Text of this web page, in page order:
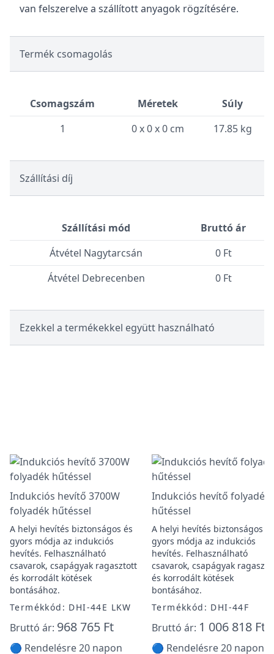
van felszerelve a szállított anyagok rögzítésére.
Termék csomagolás
Csomagszám Méretek
Súly
1
0 x 0 x 0 cm 17.85 kg
Szállítási díj
Szállítási mód
Bruttó ár
Átvétel Nagytarcsán
0 Ft
Átvétel Debrecenben
0 Ft
Ezekkel a termékekkel együtt használható
Indukciós hevítő 3700W
folyadék hűtéssel
A helyi hevítés biztonságos és
gyors módja az indukciós
hevítés. Felhasználható
csavarok, csapágyak ragasztott
és korrodált kötések
bontásához.
Termékkód: DHI-44E LKW
Bruttó ár: 968 765 Ft
🔵 Rendelésre 20 napon
Indukciós hevítő folyadék
hűtéssel
A helyi hevítés biztonságos és
gyors módja az indukciós
hevítés. Felhasználható
csavarok, csapágyak
és korrodált kötések
bontásához.
Termékkód: DHI-44F
Bruttó ár: 1 006 818 Ft
🔵 Rendelésre 20 napon